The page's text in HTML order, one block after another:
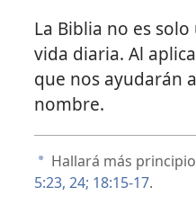
La Biblia no es
vida diaria. Al
que nos ayudarán
nombre.
a Hallará más
5:23, 24; 18:15-17.